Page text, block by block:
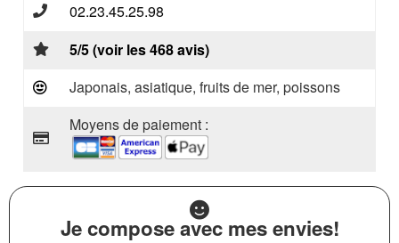
02.23.45.25.98
5/5 (voir les 468 avis)
Japonais, asiatique, fruits de mer, poissons
Moyens de paiement :
Je compose avec mes envies!